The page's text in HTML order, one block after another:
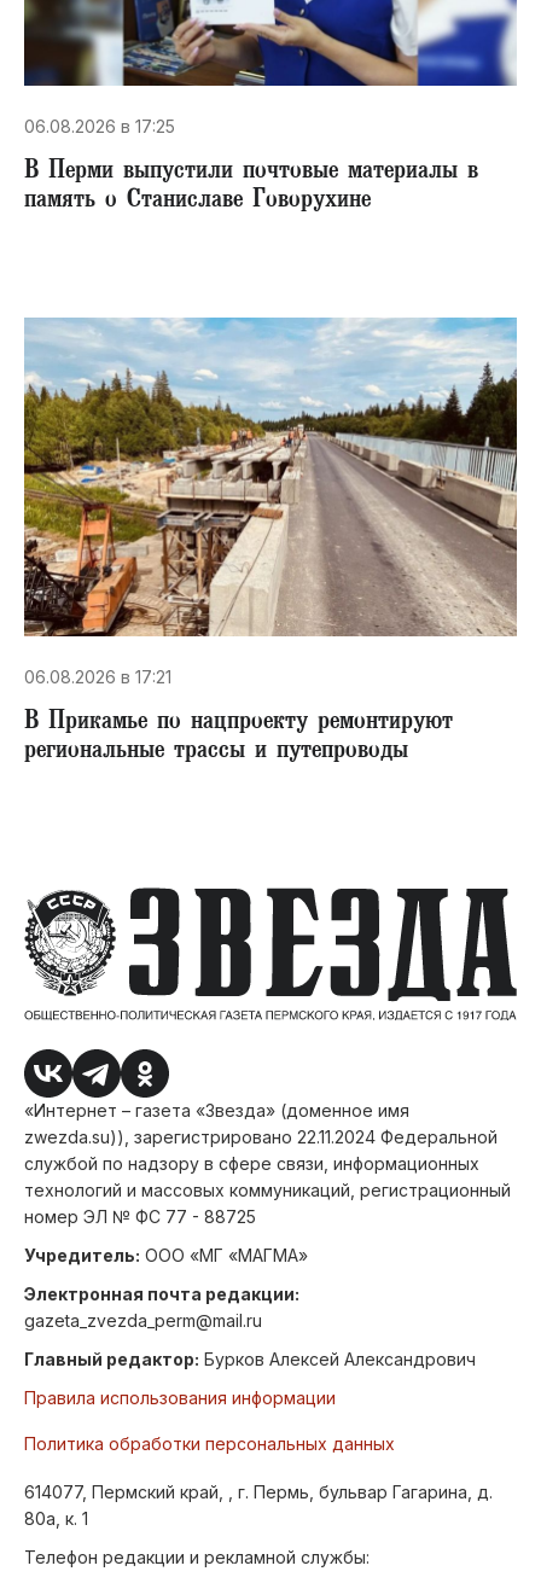
06.08.2026 в 17:25
В Перми выпустили почтовые материалы в
память о Станиславе Говорухине
06.08.2026 в 17:21
В Прикамье по нацпроекту ремонтируют
региональные трассы и путепроводы
«Интернет – газета «Звезда» (доменное имя
zwezda.su)), зарегистрировано 22.11.2024 Федеральной
службой по надзору в сфере связи, информационных
технологий и массовых коммуникаций, регистрационный
номер ЭЛ № ФС 77 - 88725
Учредитель: ООО «МГ «МАГМА»
Электронная почта редакции:
gazeta_zvezda_perm@mail.ru
Главный редактор: Бурков Алексей Александрович
Правила использования информации
Политика обработки персональных данных
614077, Пермский край, , г. Пермь, бульвар Гагарина, д.
80а, к. 1
Телефон редакции и рекламной службы: